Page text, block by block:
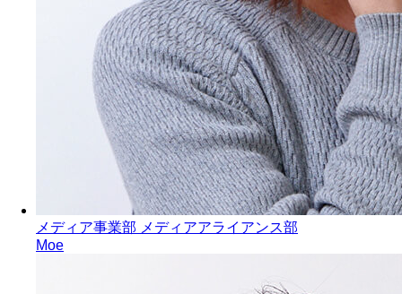
メディア事業部 メディアアライアンス部
Moe